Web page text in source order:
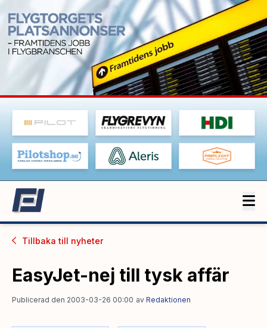
Tillbaka till nyheter
EasyJet-nej till tysk affär
Publicerad den 2003-03-26 00:00 av Redaktionen